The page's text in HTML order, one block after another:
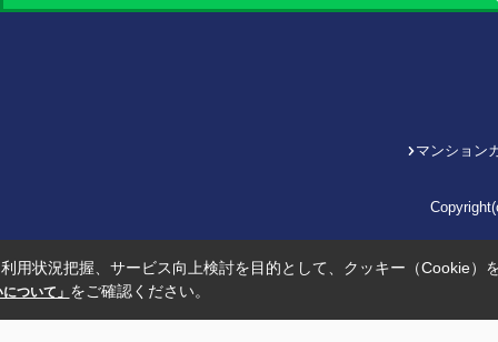
マンション
用状況把握、サービス向上検討を目的として、クッキー（Cookie）
ついて」 をご確認ください。